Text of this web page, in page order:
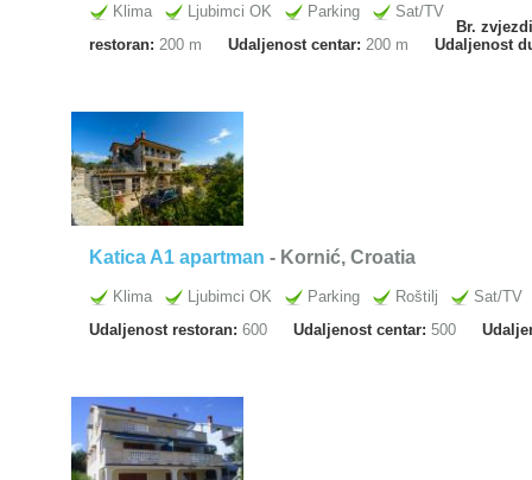
Klima Ljubimci OK Parking
Sat/TV
Br.
restoran: 200 m Udaljenost centar: 200 m Udaljenost
Katica A1 apartman - Kornić, Croatia
Klima Ljubimci OK Parking Roštilj
Sat/TV
Udaljenost restoran: 600 Udaljenost centar: 500